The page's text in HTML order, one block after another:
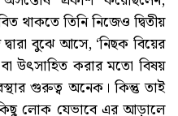
থাকতে তিনি নিজেও দ্বিতীয়
বুঝে আসে, ‘নিছক বিয়ের
উৎসাহিত করার মতো বিষয়
গুরুত্ব অনেক। কিন্তু তাই
লোক যেভাবে এর আড়ালে